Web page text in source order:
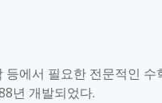
등에서 필요한 전문적인
년 개발되었다.